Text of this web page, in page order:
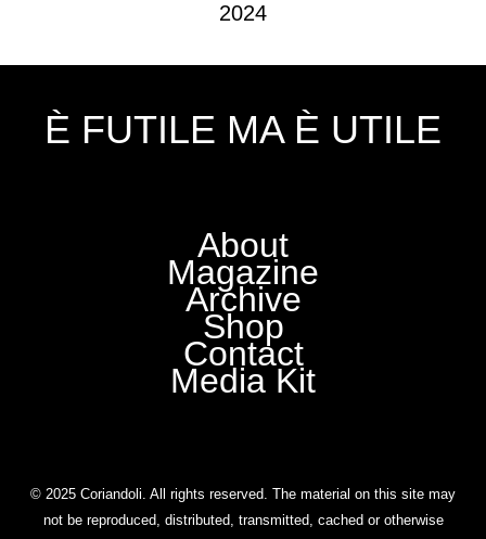
2024
È FUTILE MA È UTILE
About
Magazine
Archive
Shop
Contact
Media Kit
© 2025 Coriandoli. All rights reserved. The material on this site may
not be reproduced, distributed, transmitted, cached or otherwise